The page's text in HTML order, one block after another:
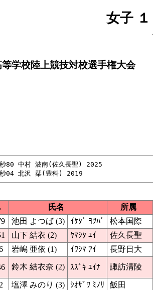
女子
学校陸上競技対校選手権大会
80 中村 波南(佐久長聖) 2025
氏名
所属
池田 よつば (3) ｲｹﾀﾞ ﾖﾂﾊﾞ
松本国際
山下 結衣 (2) ﾔﾏｼﾀ ﾕｲ
佐久長聖
岩嶋 亜依 (1) ｲﾜｼﾏ ｱｲ 長野日大
鈴木 結衣奈 (2) ｽｽﾞｷ ﾕｲﾅ 諏訪清陵
塩澤 みのり (3) ｼｵｻﾞﾜ ﾐﾉﾘ
飯田